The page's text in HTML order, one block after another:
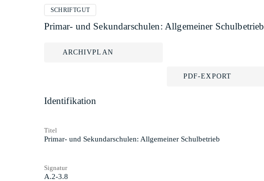
SCHRIFTGUT
Primar- und Sekundarschulen: Allgemeiner Schulbetrieb
ARCHIVPLAN
PDF-EXPORT
Identifikation
Titel
Primar- und Sekundarschulen: Allgemeiner Schulbetrieb
Signatur
A.2-3.8